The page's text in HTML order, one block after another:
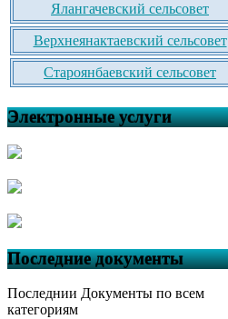
Ялангачевский сельсовет
Верхнеянактаевский сельсовет
Староянбаевский сельсовет
Электронные услуги
Последние документы
Последнии Документы по всем
категориям